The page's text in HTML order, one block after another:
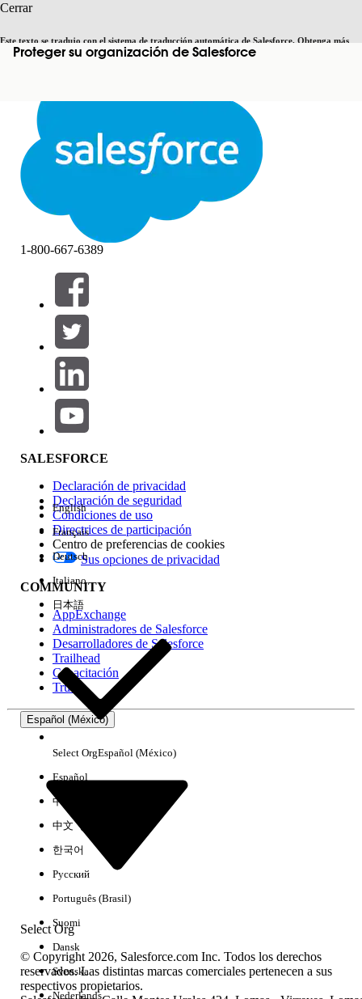
Cerrar
Este texto se tradujo con el sistema de traducción automática de Salesforce. Obtenga más
detallesaquí. Cambiar a inglés Ahora no
Cerrar Cerrar
Proteger su organización de Salesforce
Filtros (0)
SELECCIONAR FILTROS
Área de productos
Repercusión de función
Edición
Experiencia
No hay resultados
1-800-667-6389
SALESFORCE
Declaración de privacidad
Declaración de seguridad
Condiciones de uso
Directrices de participación
Centro de preferencias de cookies
Sus opciones de privacidad
COMMUNITY
AppExchange
Administradores de Salesforce
Desarrolladores de Salesforce
Trailhead
Capacitación
Trust
Español (México)
Select Org
English
Français
Deutsch
Italiano
日本語
Select OrgEspañol (México)
Español
中文（简体）
中文（繁體）
한국어
Русский
Português (Brasil)
Suomi
Dansk
Svenska
Nederlands
© Copyright 2026, Salesforce.com Inc. Todos los derechos
reservados. Las distintas marcas comerciales pertenecen a sus
respectivos propietarios.